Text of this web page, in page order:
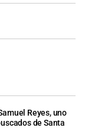
Reyes, uno
de Santa